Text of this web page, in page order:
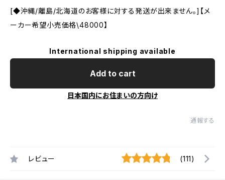
[◆沖縄/離島/北海道のお客様に対する発送が出来ません。]【メ
ーカー希望小売価格\48000】
International shipping available
Add to cart
日本国内にお住まいの方向け
通報する
レビュー (111)